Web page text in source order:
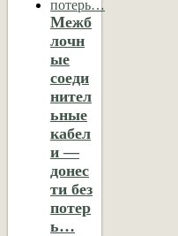
Межб
лочн
ые
соеди
нител
ьные
кабел
и —
донес
ти без
потер
ь…